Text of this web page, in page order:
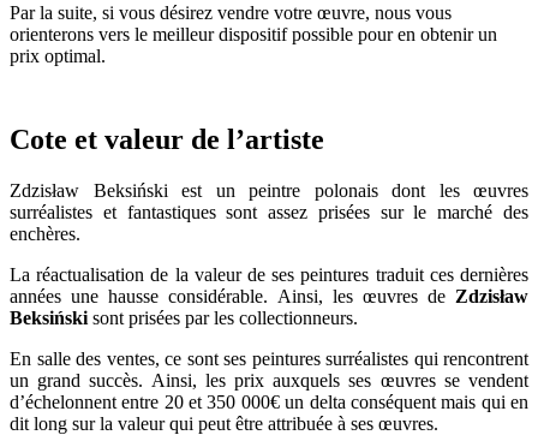
Par la suite, si vous désirez vendre votre œuvre, nous vous
orienterons vers le meilleur dispositif possible pour en obtenir un
prix optimal.
Cote et valeur de l’artiste
Zdzisław Beksiński est un peintre polonais dont les œuvres
surréalistes et fantastiques sont assez prisées sur le marché des
enchères.
La réactualisation de la valeur de ses peintures traduit ces dernières
années une hausse considérable. Ainsi, les œuvres de Zdzisław
Beksiński sont prisées par les collectionneurs.
En salle des ventes, ce sont ses peintures surréalistes qui rencontrent
un grand succès. Ainsi, les prix auxquels ses œuvres se vendent
d’échelonnent entre 20 et 350 000€ un delta conséquent mais qui en
dit long sur la valeur qui peut être attribuée à ses œuvres.